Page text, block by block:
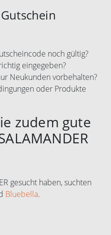
noch gültig?
eingegeben?
Neukunden vorbehalten?
oder Produkte
zudem gute
gesucht haben, suchten
Bluebella.